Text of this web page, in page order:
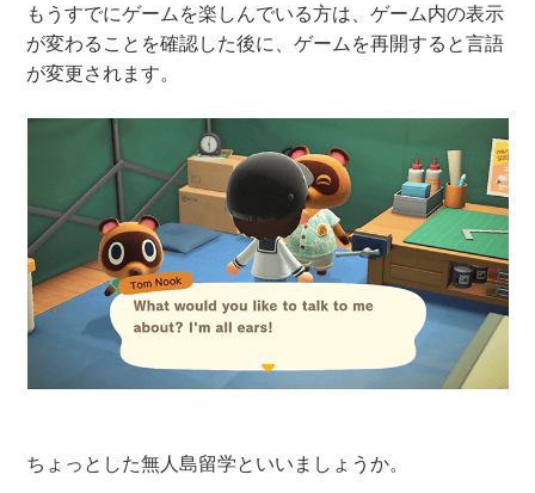
もうすでにゲームを楽しんでいる方は、ゲーム内の表示
が変わることを確認した後に、ゲームを再開すると言語
が変更されます。
ちょっとした無人島留学といいましょうか。